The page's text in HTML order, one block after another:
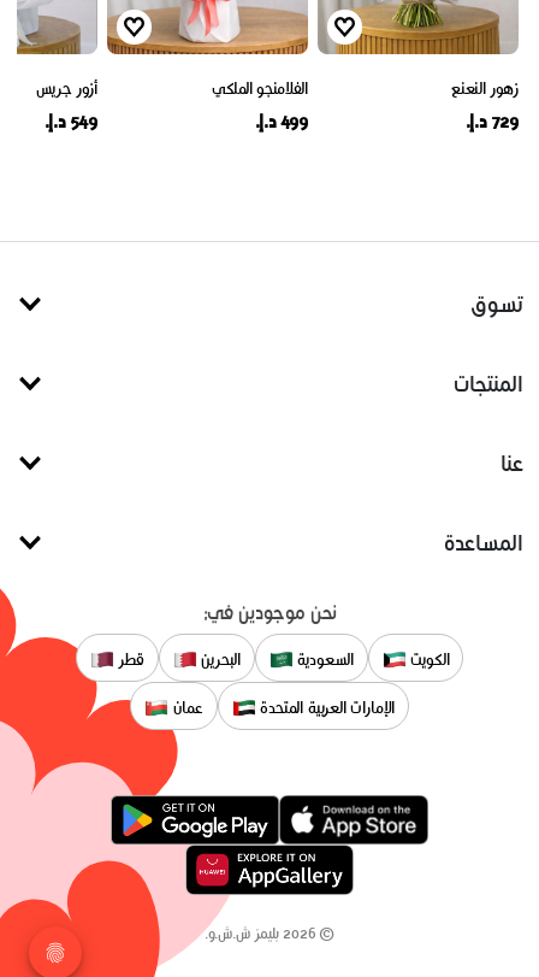
زهور النعنع
729 د.إ.
الفلامنجو الملكي
499 د.إ.
أزور جريس
549 د.إ.
تسوق
المنتجات
عنا
المساعدة
نحن موجودين في:
الكويت السعودية البحرين قطر
الإمارات العربية المتحدة عمان
©
2026 بليمز ش.ش.و.